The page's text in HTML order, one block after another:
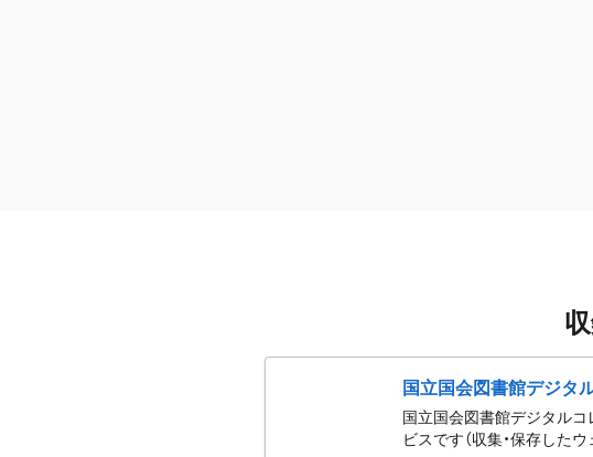
国立国会図書館デジタ
国立国会図書館デジタルコ
ビスです（収集・保存した